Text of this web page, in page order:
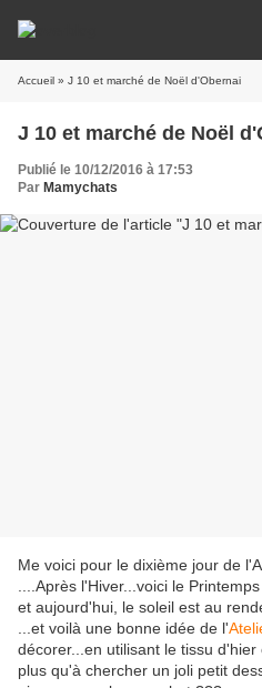
Accueil » J 10 et marché de Noël d'Obernai
J 10 et marché de Noël
Publié le 10/12/2016 à 17:53
Par Mamychats
Me voici pour le dixième jour de
....Après l'Hiver...voici le
et aujourd'hui, le soleil est au
...et voilà une bonne idée de l'
décorer...en utilisant le tissu
plus qu'à chercher un joli petit